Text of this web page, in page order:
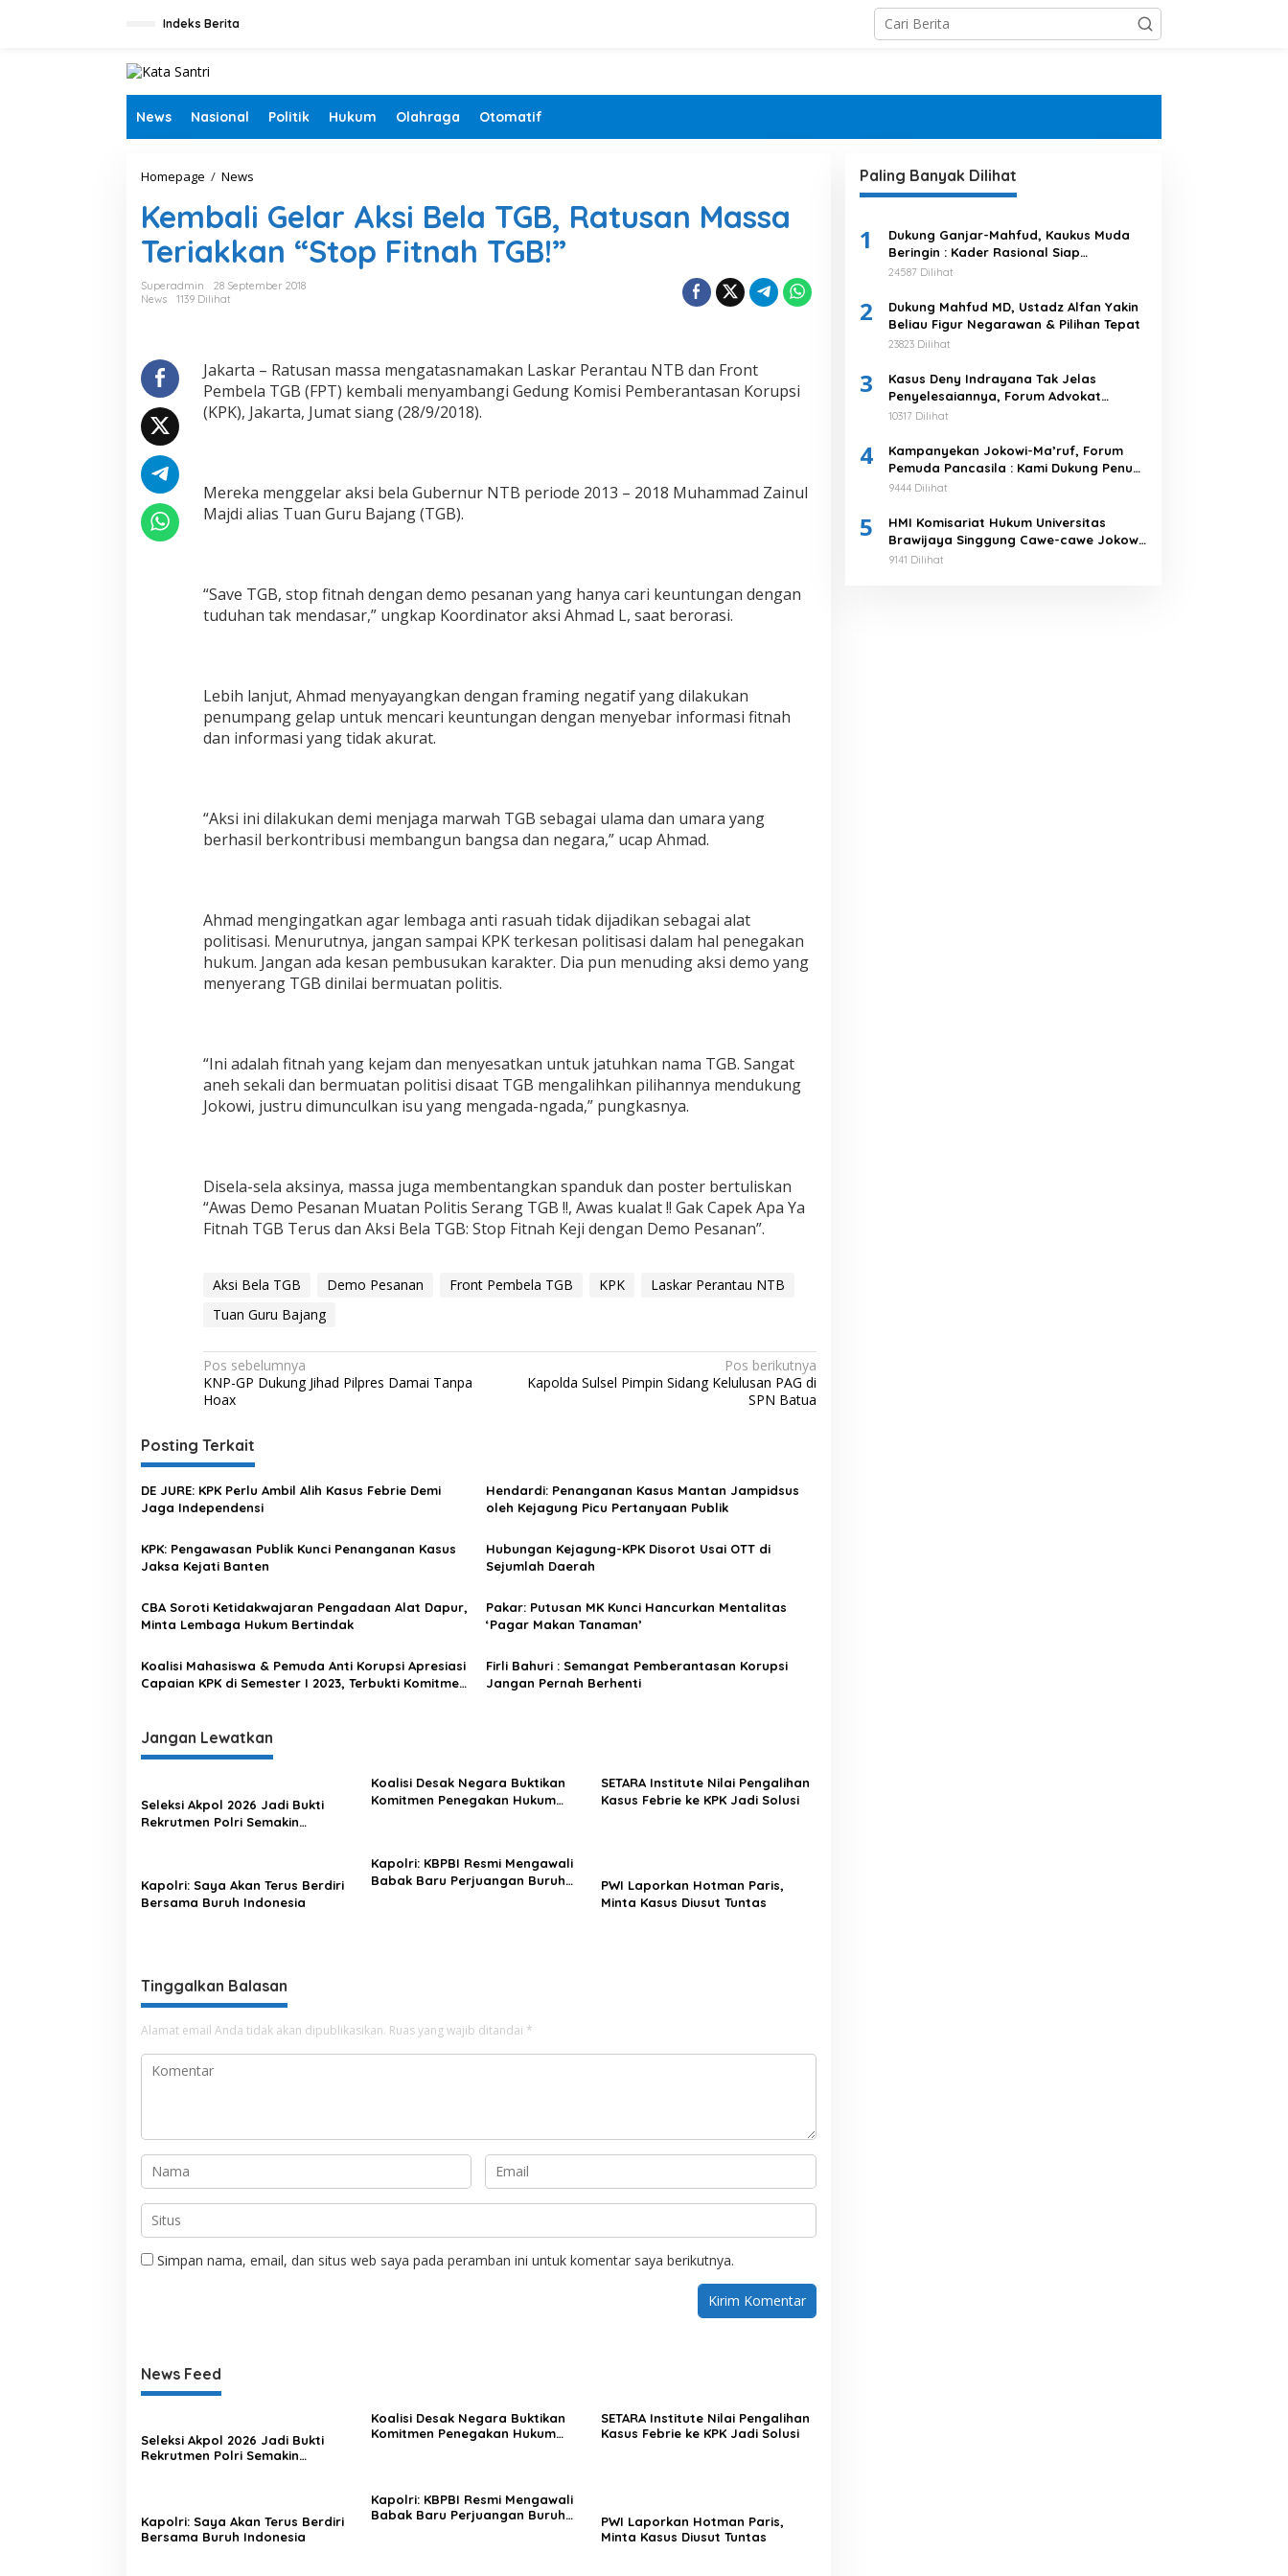
Indeks Berita
News Nasional Politik Hukum Olahraga Otomatif
Homepage / News
m
b
a
l
i
A
k
s
l
a
T
R
t
n
M
a
s
e
r
i
a
n
"
S
t
t
n
a
!
"
Kembali Gelar Aksi Bela TGB, Ratusan Massa
Teriakkan “Stop Fitnah TGB!”
Superadmin
28 September 2018
News
1139 Dilihat
Jakarta – Ratusan massa mengatasnamakan Laskar Perantau NTB dan Front
Pembela TGB (FPT) kembali menyambangi Gedung Komisi Pemberantasan Korupsi
(KPK), Jakarta, Jumat siang (28/9/2018).
Mereka menggelar aksi bela Gubernur NTB periode 2013 – 2018 Muhammad Zainul
Majdi alias Tuan Guru Bajang (TGB).
“Save TGB, stop fitnah dengan demo pesanan yang hanya cari keuntungan dengan
tuduhan tak mendasar,” ungkap Koordinator aksi Ahmad L, saat berorasi.
Lebih lanjut, Ahmad menyayangkan dengan framing negatif yang dilakukan
penumpang gelap untuk mencari keuntungan dengan menyebar informasi fitnah
dan informasi yang tidak akurat.
“Aksi ini dilakukan demi menjaga marwah TGB sebagai ulama dan umara yang
berhasil berkontribusi membangun bangsa dan negara,” ucap Ahmad.
Ahmad mengingatkan agar lembaga anti rasuah tidak dijadikan sebagai alat
politisasi. Menurutnya, jangan sampai KPK terkesan politisasi dalam hal penegakan
hukum. Jangan ada kesan pembusukan karakter. Dia pun menuding aksi demo yang
menyerang TGB dinilai bermuatan politis.
“Ini adalah fitnah yang kejam dan menyesatkan untuk jatuhkan nama TGB. Sangat
aneh sekali dan bermuatan politisi disaat TGB mengalihkan pilihannya mendukung
Jokowi, justru dimunculkan isu yang mengada-ngada,” pungkasnya.
Disela-sela aksinya, massa juga membentangkan spanduk dan poster bertuliskan
“Awas Demo Pesanan Muatan Politis Serang TGB !!, Awas kualat !! Gak Capek Apa Ya
Fitnah TGB Terus dan Aksi Bela TGB: Stop Fitnah Keji dengan Demo Pesanan”.
Aksi Bela TGB Demo Pesanan Front Pembela TGB KPK
Laskar Perantau NTB
Tuan Guru Bajang
N
a
i
g
a
i
o
s
Pos sebelumnya
KNP-GP Dukung Jihad Pilpres Damai Tanpa
Hoax
Pos berikutnya
Kapolda Sulsel Pimpin Sidang Kelulusan PAG di
SPN Batua
Posting Terkait
DE JURE: KPK Perlu Ambil Alih Kasus Febrie Demi
Jaga Independensi
Hendardi: Penanganan Kasus Mantan Jampidsus
oleh Kejagung Picu Pertanyaan Publik
KPK: Pengawasan Publik Kunci Penanganan Kasus
Jaksa Kejati Banten
Hubungan Kejagung-KPK Disorot Usai OTT di
Sejumlah Daerah
CBA Soroti Ketidakwajaran Pengadaan Alat Dapur,
Minta Lembaga Hukum Bertindak
Pakar: Putusan MK Kunci Hancurkan Mentalitas
‘Pagar Makan Tanaman’
Koalisi Mahasiswa & Pemuda Anti Korupsi Apresiasi
Capaian KPK di Semester I 2023, Terbukti Komitmen
Firli Bahuri : Semangat Pemberantasan Korupsi
Jangan Pernah Berhenti
Jangan Lewatkan
Seleksi Akpol 2026 Jadi Bukti
Rekrutmen Polri Semakin
Koalisi Desak Negara Buktikan
Komitmen Penegakan Hukum
SETARA Institute Nilai Pengalihan
Kasus Febrie ke KPK Jadi Solusi
Kapolri: Saya Akan Terus Berdiri
Bersama Buruh Indonesia
Kapolri: KBPBI Resmi Mengawali
Babak Baru Perjuangan Buruh
PWI Laporkan Hotman Paris,
Minta Kasus Diusut Tuntas
Tinggalkan Balasan
Alamat email Anda tidak akan dipublikasikan. Ruas yang wajib ditandai *
Simpan nama, email, dan situs web saya pada peramban ini untuk komentar saya berikutnya.
News Feed
Seleksi Akpol 2026 Jadi Bukti
Rekrutmen Polri Semakin
Koalisi Desak Negara Buktikan
Komitmen Penegakan Hukum
SETARA Institute Nilai Pengalihan
Kasus Febrie ke KPK Jadi Solusi
Kapolri: Saya Akan Terus Berdiri
Bersama Buruh Indonesia
Kapolri: KBPBI Resmi Mengawali
Babak Baru Perjuangan Buruh
PWI Laporkan Hotman Paris,
Minta Kasus Diusut Tuntas
Paling Banyak Dilihat
1
Dukung Ganjar-Mahfud, Kaukus Muda
Beringin : Kader Rasional Siap
Menangkan 03
24587 Dilihat
2
Dukung Mahfud MD, Ustadz Alfan Yakin
Beliau Figur Negarawan & Pilihan Tepat
23823 Dilihat
3
Kasus Deny Indrayana Tak Jelas
Penyelesaiannya, Forum Advokat
Pengawal Demokrasi : Ayo Segera
10317 Dilihat
4
Kampanyekan Jokowi-Ma’ruf, Forum
Pemuda Pancasila : Kami Dukung Penuh
Untuk Memimpin di 2019-2024
9444 Dilihat
5
HMI Komisariat Hukum Universitas
Brawijaya Singgung Cawe-cawe Jokowi,
Tegaskan 5 Poin Pernyataan Sikap
9141 Dilihat